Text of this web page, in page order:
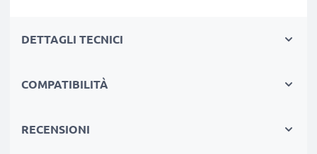
Digimax A6 A5 420 & altri modelli. Clicca su
completo di modelli compatibili.
DETTAGLI TECNICI
COMPATIBILITÀ
RECENSIONI